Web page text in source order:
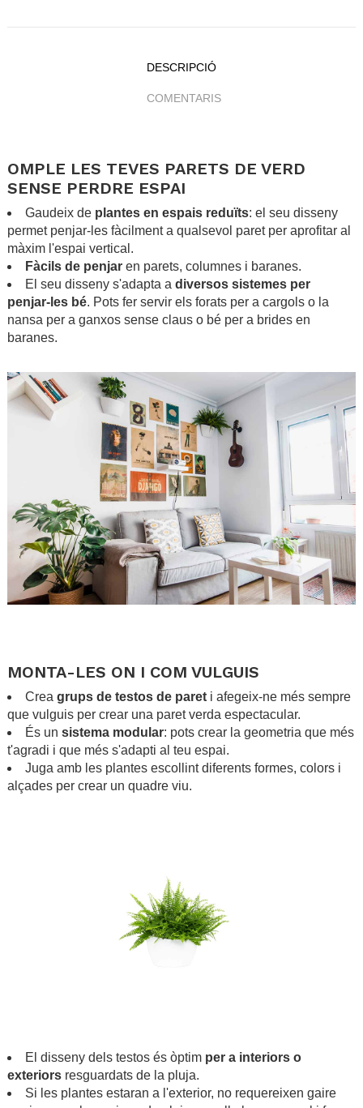
DESCRIPCIÓ
COMENTARIS
OMPLE LES TEVES PARETS DE VERD
SENSE PERDRE ESPAI
Gaudeix de plantes en espais reduïts: el seu disseny
permet penjar-les fàcilment a qualsevol paret per aprofitar al
màxim l'espai vertical.
Fàcils de penjar en parets, columnes i baranes.
El seu disseny s'adapta a diversos sistemes per
penjar-les bé. Pots fer servir els forats per a cargols o la
nansa per a ganxos sense claus o bé per a brides en
baranes.
MONTA-LES ON I COM VULGUIS
Crea grups de testos de paret i afegeix-ne més sempre
que vulguis per crear una paret verda espectacular.
És un sistema modular: pots crear la geometria que més
t'agradi i que més s'adapti al teu espai.
Juga amb les plantes escollint diferents formes, colors i
alçades per crear un quadre viu.
El disseny dels testos és òptim per a interiors o
exteriors resguardats de la pluja.
Si les plantes estaran a l'exterior, no requereixen gaire